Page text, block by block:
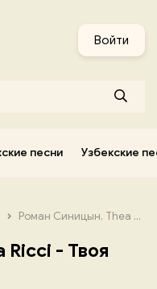
Войти
песни Узбекские
Роман Синицын, Thea Ricci - Твоя Улыбка
- Твоя
Корейские песни